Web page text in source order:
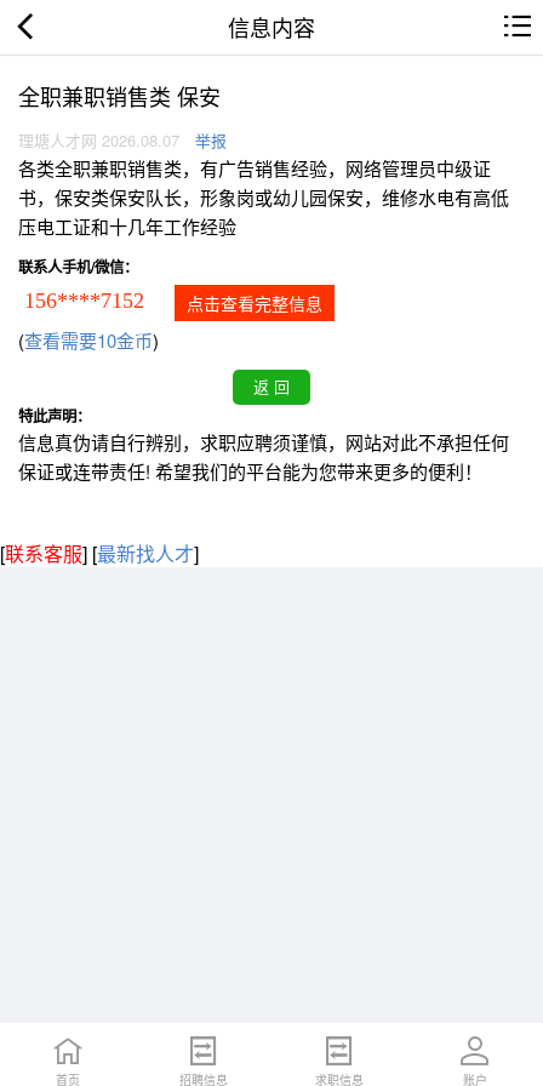
信息内容
全职兼职销售类 保安
理塘人才网 2026.08.07 举报
各类全职兼职销售类，有广告销售经验，网络管理员中级证
书，保安类保安队长，形象岗或幼儿园保安，维修水电有高低
压电工证和十几年工作经验
联系人手机/微信：
156****7152 点击查看完整信息
(查看需要10金币)
特此声明：
信息真伪请自行辨别，求职应聘须谨慎，网站对此不承担任何
保证或连带责任! 希望我们的平台能为您带来更多的便利！
[联系客服] [最新找人才]
首页 招聘信息 求职信息 账户